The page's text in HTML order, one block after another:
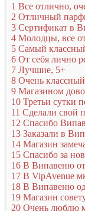
1 Все отлично,
2 Отличный
3 Сертификат в
4 Молодцы, все
5 Самый
6 От себя лично
7 Лучшие, 5+
8 Очень классный
9 Магазином
10 Третьи сутки
11 Сделали свой
12 Спасибо
13 Заказали в
14 Магазин
15 Спасибо за
16 В Випавеню
17 В VipAvenue
18 В Випавеню
19 Магазин
20 Очень люблю